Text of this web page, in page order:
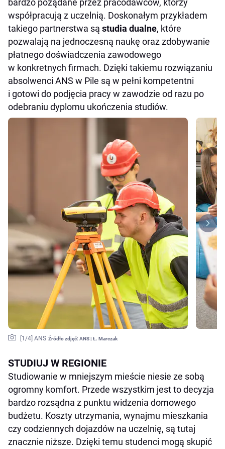
bardzo pożądane przez pracodawców, którzy
współpracują z uczelnią. Doskonałym przykładem
takiego partnerstwa są studia dualne, które
pozwalają na jednoczesną naukę oraz zdobywanie
płatnego doświadczenia zawodowego
w konkretnych firmach. Dzięki takiemu rozwiązaniu
absolwenci ANS w Pile są w pełni kompetentni
i gotowi do podjęcia pracy w zawodzie od razu po
odebraniu dyplomu ukończenia studiów.
1 /4] ANS Źródło zdjęć: ANS | Ł. Marczak
STUDIUJ W REGIONIE
Studiowanie w mniejszym mieście niesie ze sobą
ogromny komfort. Przede wszystkim jest to decyzja
bardzo rozsądna z punktu widzenia domowego
budżetu. Koszty utrzymania, wynajmu mieszkania
czy codziennych dojazdów na uczelnię, są tutaj
znacznie niższe. Dzięki temu studenci mogą skupić